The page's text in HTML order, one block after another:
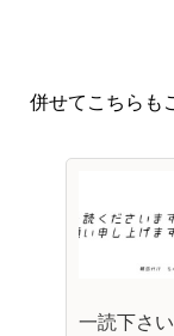
併せてこちらも
一読下さ